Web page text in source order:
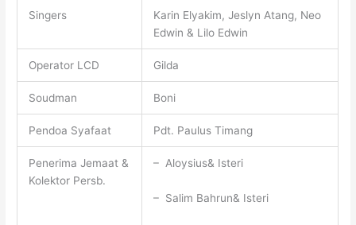
Singers
Karin Elyakim, Jeslyn Atang, Neo
Edwin & Lilo Edwin
Operator LCD Gilda
Soudman Boni
Pendoa Syafaat Pdt. Paulus Timang
Penerima Jemaat &
Kolektor Persb.
– Aloysius& Isteri
– Salim Bahrun& Isteri